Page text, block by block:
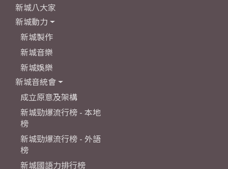
新城八大家
新城動力
新城製作
新城音樂
新城娛樂
新城音統會
成立原意及架構
新城勁爆流行榜 - 本地
榜
新城勁爆流行榜 - 外語
榜
新城國語力排行榜